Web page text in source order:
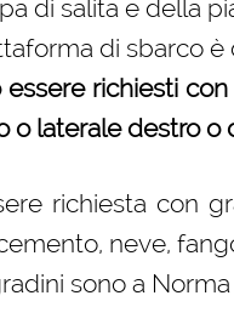
di salita e della
di sbarco
richiesti
o laterale destro
richiesta con
neve,
sono a